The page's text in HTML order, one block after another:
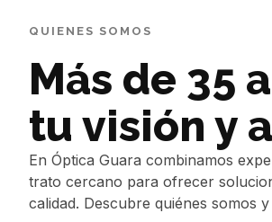
QUIENES SOMOS
Más de 35
tu visión y
En Óptica Guara combinamos
trato cercano para ofrecer
calidad. Descubre quiénes somos